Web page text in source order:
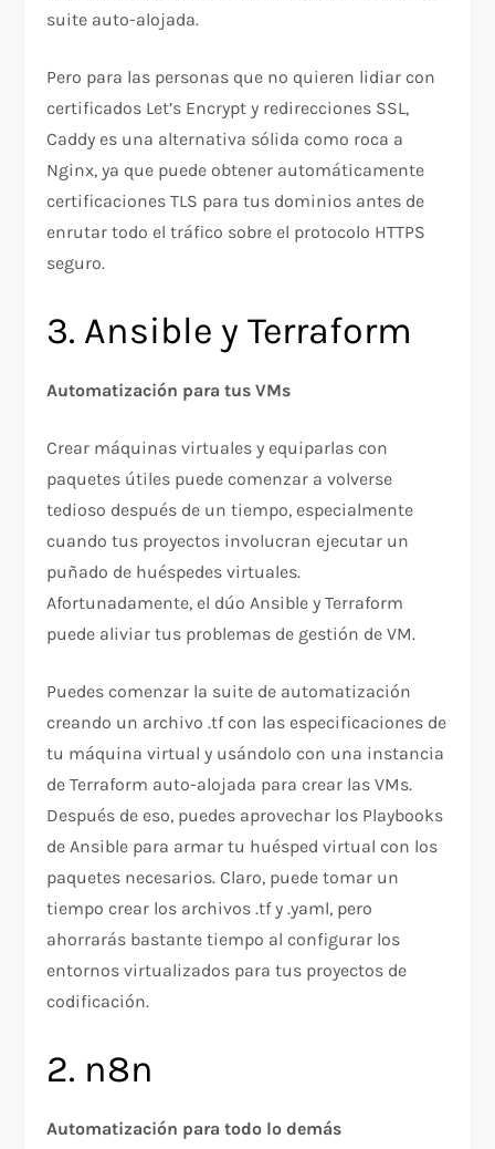
suite auto-alojada.
Pero para las personas que no quieren lidiar con
certificados Let’s Encrypt y redirecciones SSL,
Caddy es una alternativa sólida como roca a
Nginx, ya que puede obtener automáticamente
certificaciones TLS para tus dominios antes de
enrutar todo el tráfico sobre el protocolo HTTPS
seguro.
3. Ansible y Terraform
Automatización para tus VMs
Crear máquinas virtuales y equiparlas con
paquetes útiles puede comenzar a volverse
tedioso después de un tiempo, especialmente
cuando tus proyectos involucran ejecutar un
puñado de huéspedes virtuales.
Afortunadamente, el dúo Ansible y Terraform
puede aliviar tus problemas de gestión de VM.
Puedes comenzar la suite de automatización
creando un archivo .tf con las especificaciones de
tu máquina virtual y usándolo con una instancia
de Terraform auto-alojada para crear las VMs.
Después de eso, puedes aprovechar los Playbooks
de Ansible para armar tu huésped virtual con los
paquetes necesarios. Claro, puede tomar un
tiempo crear los archivos .tf y .yaml, pero
ahorrarás bastante tiempo al configurar los
entornos virtualizados para tus proyectos de
codificación.
2. n8n
Automatización para todo lo demás